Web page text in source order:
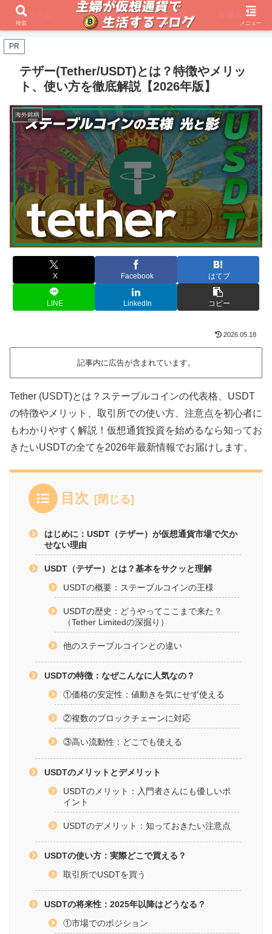
ホーム 初心者必見 取引所 通貨一覧
PR
テザー(Tether/USDT)とは？特徴やメリッ
ト、使い方を徹底解説【2026年版】
海外銘柄
X Facebook はてブ
LINE LinkedIn コピー
2026.05.18
記事内に広告が含まれています。
Tether (USDT)とは？ステーブルコインの代表格、USDT
の特徴やメリット、取引所での使い方、注意点を初心者に
もわかりやすく解説！仮想通貨投資を始めるなら知ってお
きたいUSDTの全てを2026年最新情報でお届けします。
目次
はじめに：USDT（テザー）が仮想通貨市場で欠か
せない理由
USDT（テザー）とは？基本をサクッと理解
USDTの概要：ステーブルコインの王様
USDTの歴史：どうやってここまで来た？
（Tether Limitedの深掘り）
他のステーブルコインとの違い
USDTの特徴：なぜこんなに人気なの？
①価格の安定性：値動きを気にせず使える
②複数のブロックチェーンに対応
③高い流動性：どこでも使える
USDTのメリットとデメリット
USDTのメリット：入門者さんにも優しいポ
イント
USDTのデメリット：知っておきたい注意点
USDTの使い方：実際どこで買える？
取引所でUSDTを買う
USDTの将来性：2025年以降はどうなる？
①市場でのポジション
検索 メニュー